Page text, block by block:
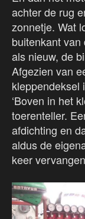
achter de rug
zonnetje. Wat
buitenkant
als nieuw, de
Afgezien van
kleppendeksel
‘Boven in het
toerenteller.
afdichting en
aldus de
keer